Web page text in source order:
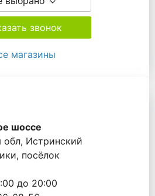
звонок
магазины
шоссе
Истринский
посёлок
до 20:00